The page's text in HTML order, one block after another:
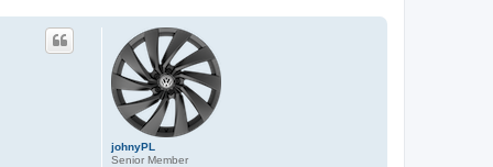
johnyPL
Senior Member